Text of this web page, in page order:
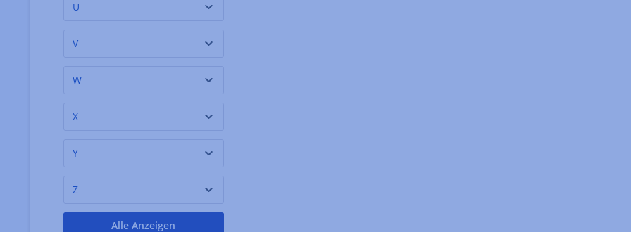
U
V
W
X
Y
Z
Alle Anzeigen